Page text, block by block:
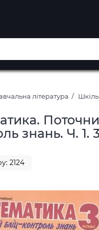
література
знань. Ч. 1.
2124